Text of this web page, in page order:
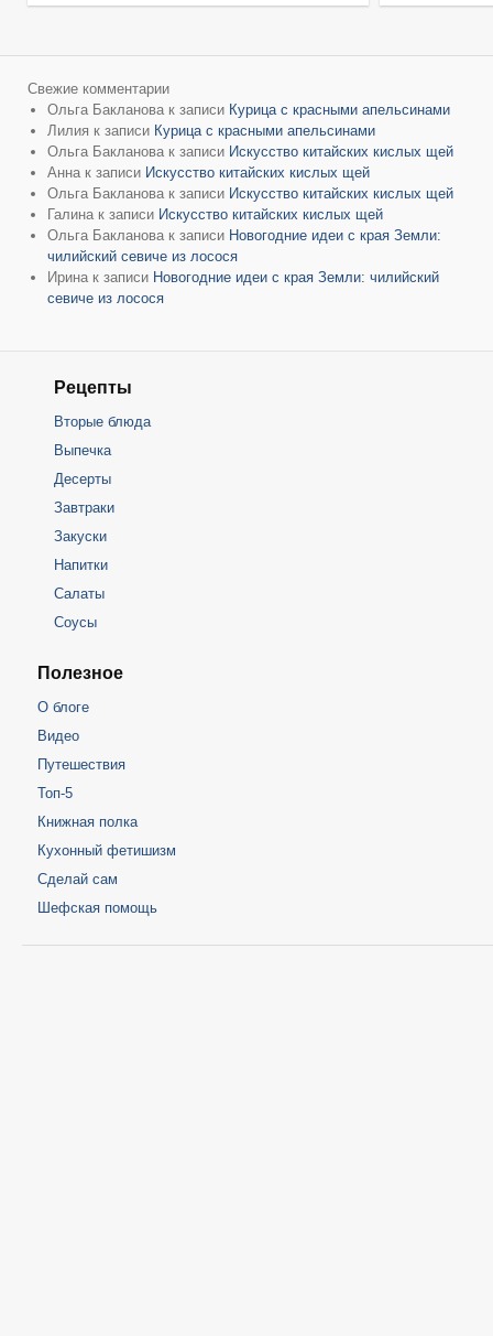
Свежие комментарии
Ольга Бакланова к записи Курица с красными апельсинами
Лилия к записи Курица с красными апельсинами
Ольга Бакланова к записи Искусство китайских кислых щей
Анна к записи Искусство китайских кислых щей
Ольга Бакланова к записи Искусство китайских кислых щей
Галина к записи Искусство китайских кислых щей
Ольга Бакланова к записи Новогодние идеи с края Земли:
чилийский севиче из лосося
Ирина к записи Новогодние идеи с края Земли: чилийский
севиче из лосося
Рецепты
Вторые блюда
Выпечка
Десерты
Завтраки
Закуски
Напитки
Салаты
Соусы
Полезное
О блоге
Видео
Путешествия
Топ-5
Книжная полка
Кухонный фетишизм
Сделай сам
Шефская помощь